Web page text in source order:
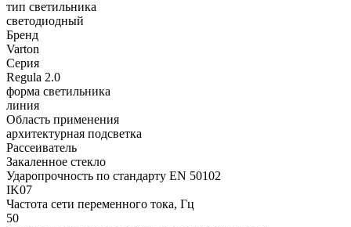
тип светильника
светодиодный
Бренд
Varton
Серия
Regula 2.0
форма светильника
линия
Область применения
архитектурная подсветка
Рассеиватель
Закаленное стекло
Ударопрочность по стандарту EN 50102
IK07
Частота сети переменного тока, Гц
50